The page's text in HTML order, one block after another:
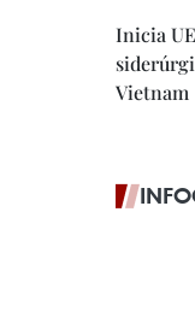
Inicia
Vietnam